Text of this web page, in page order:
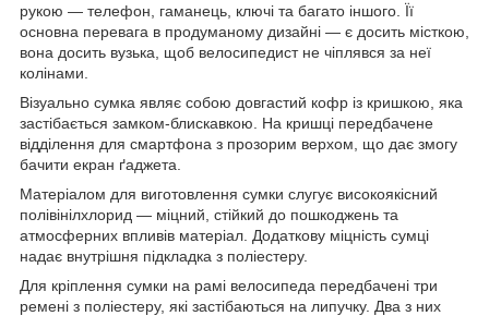
рукою — телефон, гаманець, ключі та багато іншого. Її
основна перевага в продуманому дизайні — є досить місткою,
вона досить вузька, щоб велосипедист не чіплявся за неї
колінами.
Візуально сумка являє собою довгастий кофр із кришкою, яка
застібається замком-блискавкою. На кришці передбачене
відділення для смартфона з прозорим верхом, що дає змогу
бачити екран ґаджета.
Матеріалом для виготовлення сумки слугує високоякісний
полівінілхлорид — міцний, стійкий до пошкоджень та
атмосферних впливів матеріал. Додаткову міцність сумці
надає внутрішня підкладка з поліестеру.
Для кріплення сумки на рамі велосипеда передбачені три
ремені з поліестеру, які застібаються на липучку. Два з них